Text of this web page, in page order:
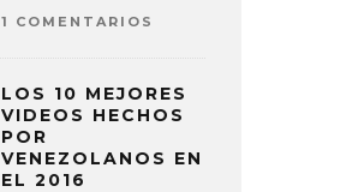
1 COMENTARIOS
LOS 10 MEJORES
VIDEOS HECHOS
POR
VENEZOLANOS EN
EL 2016